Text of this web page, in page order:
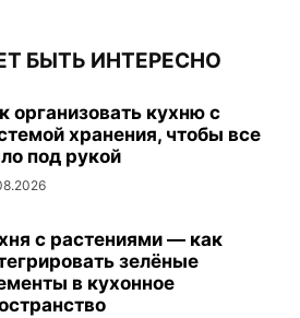
БЫТЬ ИНТЕРЕСНО
организовать кухню с
хранения, чтобы все
под рукой
с растениями — как
зелёные
в кухонное